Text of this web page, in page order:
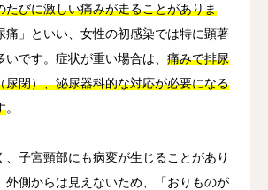
たびに激しい痛みが走ることがありま
痛」といい、女性の初感染では特に顕著
です。症状が重い場合は、 痛みで排尿
尿閉）、泌尿器科的な対応が必要になる
。
、子宮頸部にも病変が生じることがあり
外側からは見えないため、「おりものが